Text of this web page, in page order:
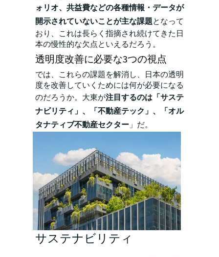
ォリオ、共益費などの各種情報・データが
開示されていないことが主な課題となって
おり、これは長らく指摘され続けてきた日
本の慢性的な欠点といえるだろう。
透明度改善に必要な3つの視点
では、これらの課題を解消し、日本の透明
度を改善していくためには何が必要になる
のだろうか。大東が注目するのは「サステ
ナビリティ」、「不動産テック」、「オル
タナティブ不動産セクター」だ。
サステナビリティ